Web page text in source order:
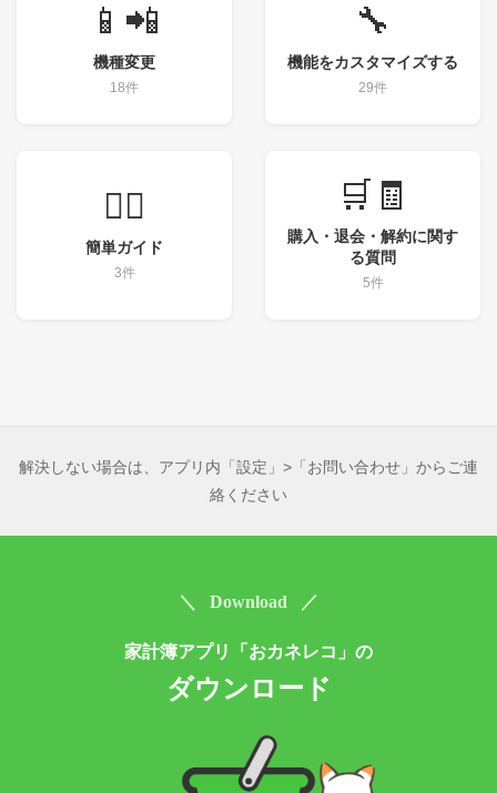
📱📲
機種変更
18件
🔧
機能をカスタマイズする
29件
💁‍♀️
簡単ガイド
3件
🛒🧾
購入・退会・解約に関す
る質問
5件
解決しない場合は、アプリ内「設定」>「お問い合わせ」からご連
絡ください
＼ Download ／
家計簿アプリ「おカネレコ」の
ダウンロード